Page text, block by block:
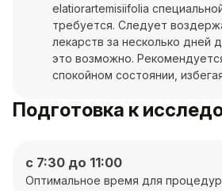
elatiorartemisiifolia
требуется. Следует
лекарств за несколько дней
это возможно.
спокойном состоянии,
Подготовка к
с 7:30 до 11:00
Оптимальное время для